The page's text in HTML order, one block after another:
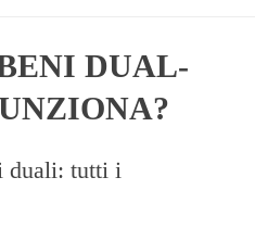
DUAL-
duali: tutti i